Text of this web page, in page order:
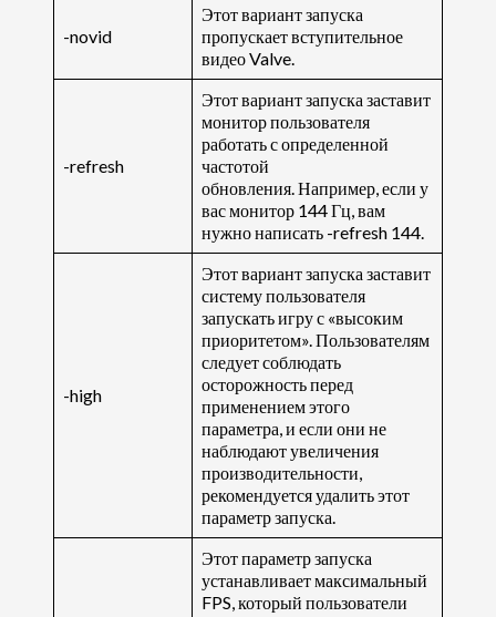
-novid
Этот вариант запуска
пропускает вступительное
видео Valve.
-refresh
Этот вариант запуска заставит
монитор пользователя
работать с определенной
частотой
обновления. Например, если у
вас монитор 144 Гц, вам
нужно написать -refresh 144.
-high
Этот вариант запуска заставит
систему пользователя
запускать игру с «высоким
приоритетом». Пользователям
следует соблюдать
осторожность перед
применением этого
параметра, и если они не
наблюдают увеличения
производительности,
рекомендуется удалить этот
параметр запуска.
Этот параметр запуска
устанавливает максимальный
FPS, который пользователи